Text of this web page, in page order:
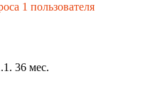
1 пользователя
36 мес.